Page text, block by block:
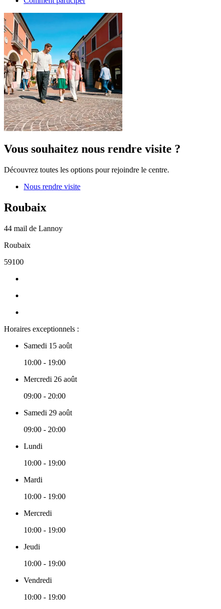
Vous souhaitez nous rendre visite ?
Découvrez toutes les options pour rejoindre le centre.
Nous rendre visite
Roubaix
44 mail de Lannoy
Roubaix
59100
Horaires exceptionnels :
Samedi 15 août
10:00 - 19:00
Mercredi 26 août
09:00 - 20:00
Samedi 29 août
09:00 - 20:00
Lundi
10:00 - 19:00
Mardi
10:00 - 19:00
Mercredi
10:00 - 19:00
Jeudi
10:00 - 19:00
Vendredi
10:00 - 19:00